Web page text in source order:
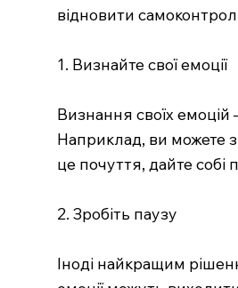
відновити
1. Визнайте свої емоції
Визнання своїх емоцій
Наприклад, ви можете
це почуття, дайте собі
2. Зробіть паузу
Іноді найкращим